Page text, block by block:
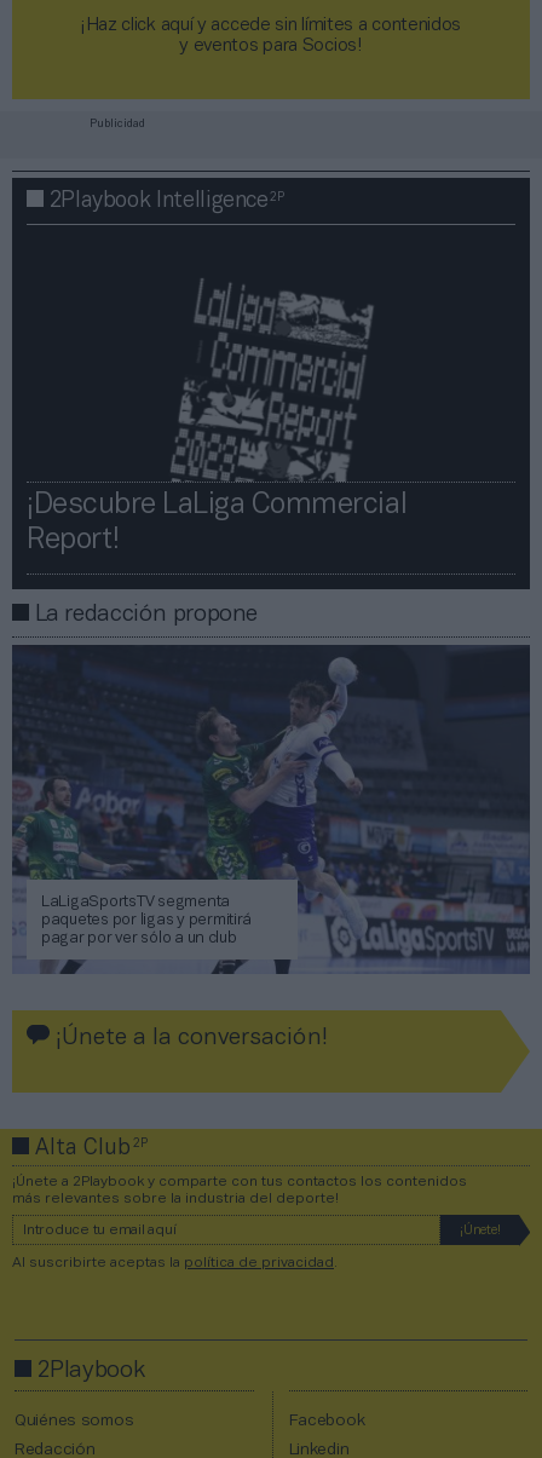
¡Haz click aquí y accede sin límites a contenidos
y eventos para Socios!​​​​​​​
Publicidad
2Playbook Intelligence2P
¡Descubre LaLiga Commercial
Report!​​
La redacción propone
LaLigaSportsTV segmenta
paquetes por ligas y permitirá
pagar por ver sólo a un club
¡Únete a la conversación!
Alta Club2P
¡Únete a 2Playbook y comparte con tus contactos los contenidos
más relevantes sobre la industria del deporte!
Al suscribirte aceptas la política de privacidad .
2Playbook
Quiénes somos
Redacción
Facebook
Linkedin